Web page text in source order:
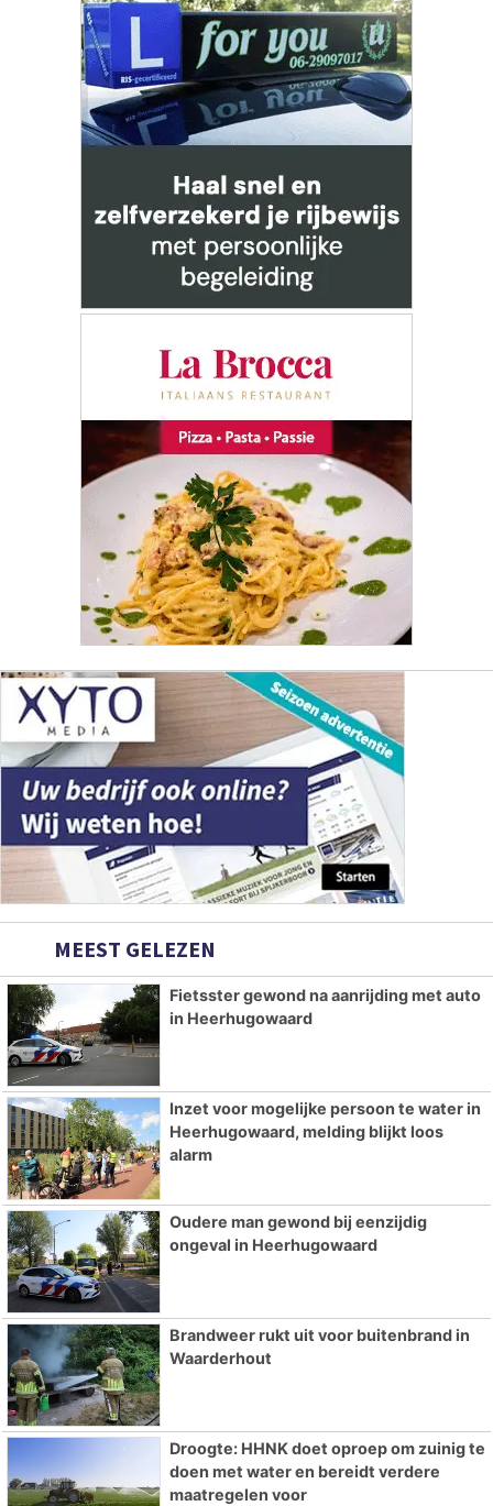
MEEST GELEZEN
Fietsster gewond na aanrijding met auto
in Heerhugowaard
Inzet voor mogelijke persoon te water in
Heerhugowaard, melding blijkt loos
alarm
Oudere man gewond bij eenzijdig
ongeval in Heerhugowaard
Brandweer rukt uit voor buitenbrand in
Waarderhout
Droogte: HHNK doet oproep om zuinig te
doen met water en bereidt verdere
maatregelen voor